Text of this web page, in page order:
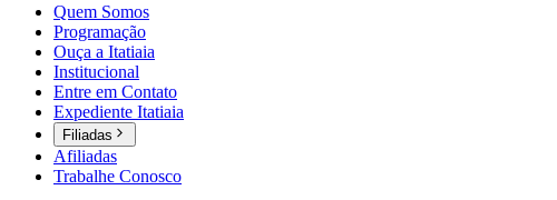
Quem Somos
Programação
Ouça a Itatiaia
Institucional
Entre em Contato
Expediente Itatiaia
Filiadas
Afiliadas
Trabalhe Conosco